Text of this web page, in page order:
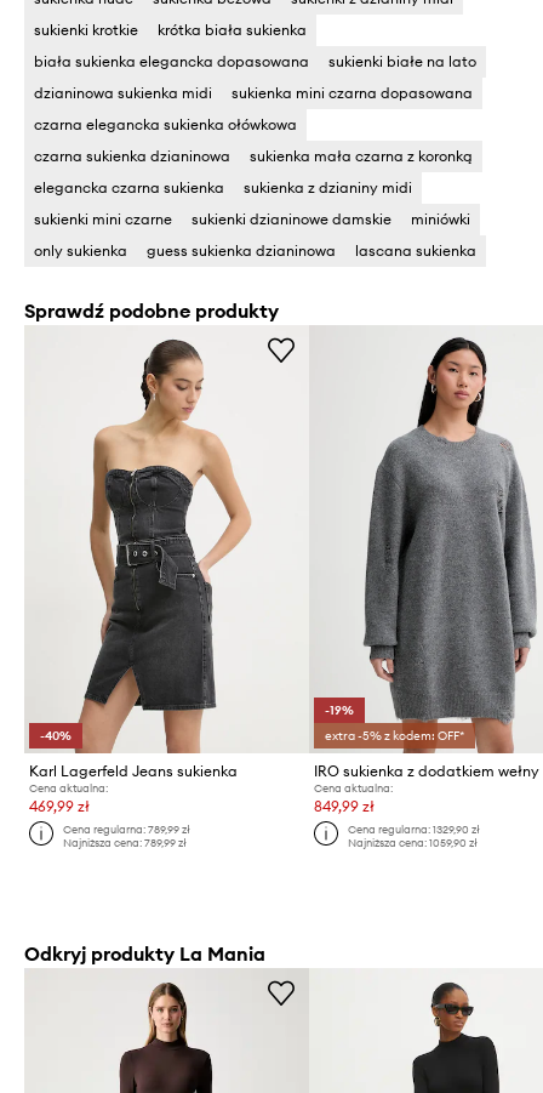
sukienki krotkie
krótka biała sukienka
biała sukienka elegancka dopasowana
sukienki białe na lato
dzianinowa sukienka midi
sukienka mini czarna dopasowana
czarna elegancka sukienka ołówkowa
czarna sukienka dzianinowa
sukienka mała czarna z koronką
elegancka czarna sukienka
sukienka z dzianiny midi
sukienki mini czarne
sukienki dzianinowe damskie
miniówki
only sukienka
guess sukienka dzianinowa lascana sukienka
Sprawdź podobne produkty
-40%
Karl Lagerfeld Jeans sukienka
Cena aktualna:
469,99 zł
Cena regularna:789,99 zł
Najniższa cena:789,99 zł
-19%
extra -5% z kodem: OFF*
Cena aktualna:
849,99 zł
Cena regularna: 1329,90 zł
Najniższa cena: 1059,90 zł
Odkryj produkty La Mania